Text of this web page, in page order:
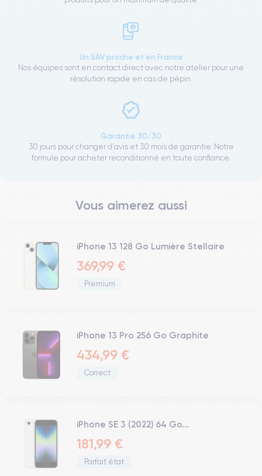
Un SAV proche et en France
Nos équipes sont en contact direct avec notre atelier pour une
résolution rapide en cas de pépin.
Garantie 30/30
30 jours pour changer d'avis et 30 mois de garantie. Notre
formule pour acheter reconditionné en toute confiance.
Vous aimerez aussi
iPhone 13 128 Go Lumière Stellaire
369,99 €
Premium
iPhone 13 Pro 256 Go Graphite
434,99 €
Correct
iPhone SE 3 (2022) 64 Go...
181,99 €
Parfait état